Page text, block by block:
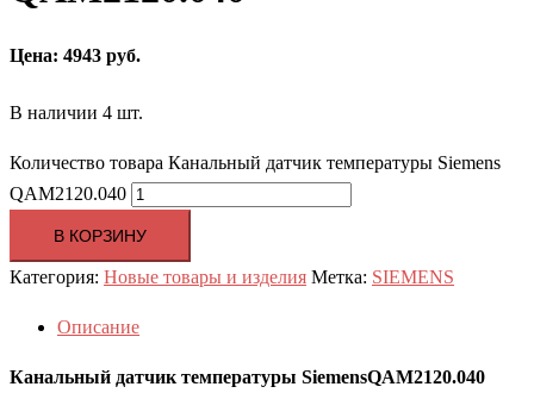
Цена: 4943 руб.
В наличии 4 шт.
Количество товара Канальный датчик температуры Siemens
QAM2120.040
В КОРЗИНУ
Категория: Новые товары и изделия Метка: SIEMENS
Описание
Канальный датчик температуры SiemensQAM2120.040